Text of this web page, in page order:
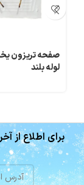
لوله بلند
برای اطلاع از